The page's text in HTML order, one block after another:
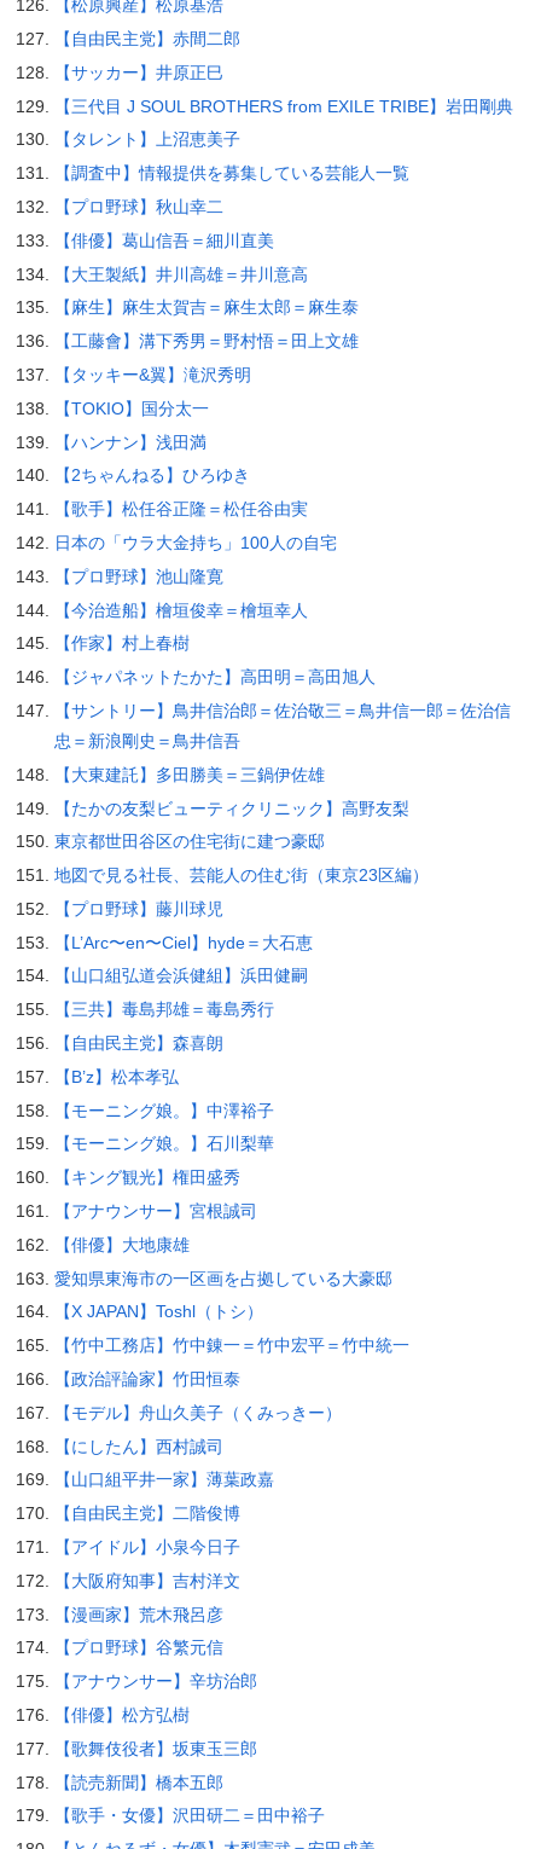
【松原興産】松原基浩
【自由民主党】赤間二郎
【サッカー】井原正巳
【三代目 J SOUL BROTHERS from EXILE TRIBE】岩田剛典
【タレント】上沼恵美子
【調査中】情報提供を募集している芸能人一覧
【プロ野球】秋山幸二
【俳優】葛山信吾＝細川直美
【大王製紙】井川高雄＝井川意高
【麻生】麻生太賀吉＝麻生太郎＝麻生泰
【工藤會】溝下秀男＝野村悟＝田上文雄
【タッキー&翼】滝沢秀明
【TOKIO】国分太一
【ハンナン】浅田満
【2ちゃんねる】ひろゆき
【歌手】松任谷正隆＝松任谷由実
日本の「ウラ大金持ち」100人の自宅
【プロ野球】池山隆寛
【今治造船】檜垣俊幸＝檜垣幸人
【作家】村上春樹
【ジャパネットたかた】高田明＝高田旭人
【サントリー】鳥井信治郎＝佐治敬三＝鳥井信一郎＝佐治信
忠＝新浪剛史＝鳥井信吾
【大東建託】多田勝美＝三鍋伊佐雄
【たかの友梨ビューティクリニック】高野友梨
東京都世田谷区の住宅街に建つ豪邸
地図で見る社長、芸能人の住む街（東京23区編）
【プロ野球】藤川球児
【L’Arc〜en〜Ciel】hyde＝大石恵
【山口組弘道会浜健組】浜田健嗣
【三共】毒島邦雄＝毒島秀行
【自由民主党】森喜朗
【B’z】松本孝弘
【モーニング娘。】中澤裕子
【モーニング娘。】石川梨華
【キング観光】権田盛秀
【アナウンサー】宮根誠司
【俳優】大地康雄
愛知県東海市の一区画を占拠している大豪邸
【X JAPAN】Toshl（トシ）
【竹中工務店】竹中錬一＝竹中宏平＝竹中統一
【政治評論家】竹田恒泰
【モデル】舟山久美子（くみっきー）
【にしたん】西村誠司
【山口組平井一家】薄葉政嘉
【自由民主党】二階俊博
【アイドル】小泉今日子
【大阪府知事】吉村洋文
【漫画家】荒木飛呂彦
【プロ野球】谷繁元信
【アナウンサー】辛坊治郎
【俳優】松方弘樹
【歌舞伎役者】坂東玉三郎
【読売新聞】橋本五郎
【歌手・女優】沢田研二＝田中裕子